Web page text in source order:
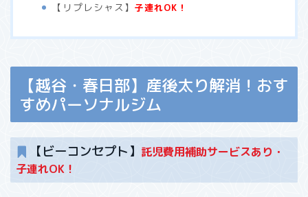
【リプレシャス】子連れOK！
【越谷・春日部】産後太り解消！おす
すめパーソナルジム
【ビーコンセプト】 託児費用補助サービスあり・
子連れOK！